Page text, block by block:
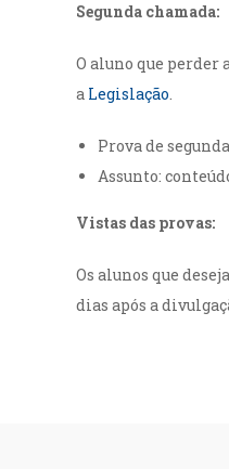
Segunda chamada:
O aluno que perder
a Legislação.
Prova de
Assunto:
Vistas das provas:
Os alunos que
dias após a